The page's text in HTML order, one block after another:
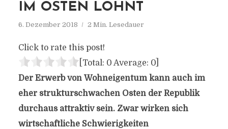
IM OSTEN LOHNT
6. Dezember 2018 2 Min. Lesedauer
Click to rate this post!
[Total: 0 Average: 0]
Der Erwerb von Wohneigentum kann auch im
eher strukturschwachen Osten der Republik
durchaus attraktiv sein. Zwar wirken sich
wirtschaftliche Schwierigkeiten